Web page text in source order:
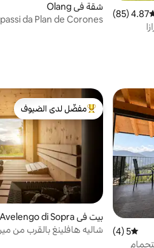
التقييم 4.87 من 5، 85 مراجعات
4.87 (85)
شقة في Olang
da Plan de Corones
متوسط التقييم 5 من 5، 4 مراجعات
5 (4)
من أبرز البيوت المفضّلة
مفضّل لدى الضيوف
بيت في Avelengo di Sopra
شاليه هافلينغ بالقرب من